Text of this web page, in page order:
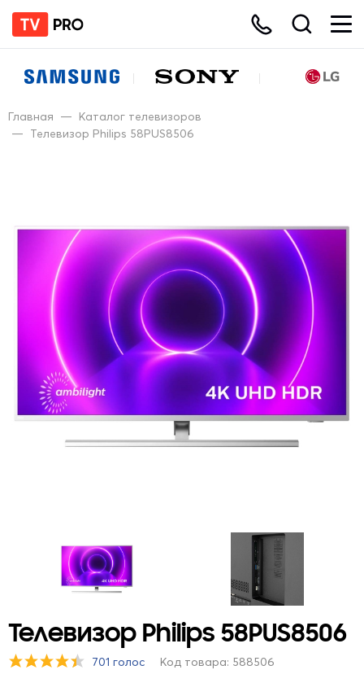
Главная — Каталог телевизоров
— Телевизор Philips 58PUS8506
Телевизор Philips 58PUS8506
701 голос Код товара: 588506